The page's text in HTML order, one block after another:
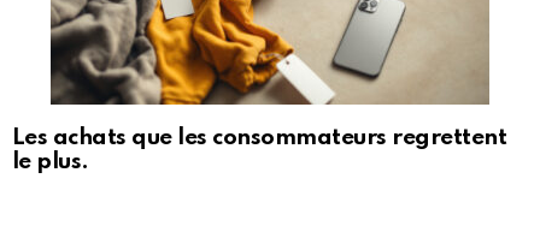
Les achats que les consommateurs regrettent
le plus.